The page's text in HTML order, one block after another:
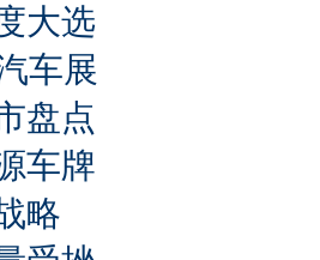
大选
车展
盘点
车牌
略